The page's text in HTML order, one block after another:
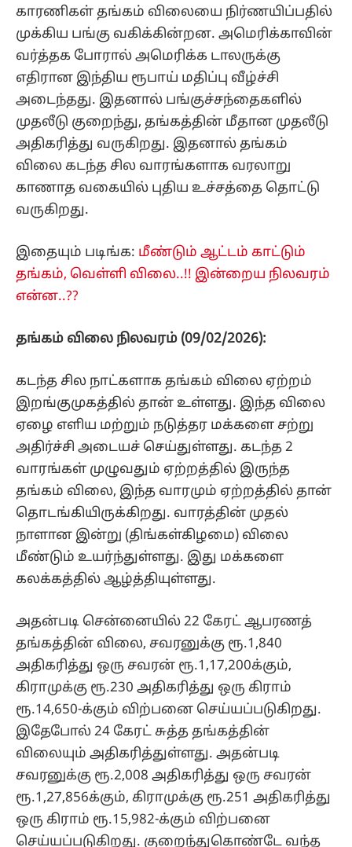
காரணிகள் தங்கம் விலையை நிர்ணயிப்பதில்
முக்கிய பங்கு வகிக்கின்றன. அமெரிக்காவின்
வர்த்தக போரால் அமெரிக்க டாலருக்கு
எதிரான இந்திய ரூபாய் மதிப்பு வீழ்ச்சி
அடைந்தது. இதனால் பங்குச்சந்தைகளில்
முதலீடு குறைந்து, தங்கத்தின் மீதான முதலீடு
அதிகரித்து வருகிறது. இதனால் தங்கம்
விலை கடந்த சில வாரங்களாக வரலாறு
காணாத வகையில் புதிய உச்சத்தை தொட்டு
வருகிறது.
இதையும் படிங்க: மீண்டும் ஆட்டம் காட்டும்
தங்கம், வெள்ளி விலை..!! இன்றைய நிலவரம்
என்ன..??
தங்கம் விலை நிலவரம் (09/02/2026):
கடந்த சில நாட்களாக தங்கம் விலை ஏற்றம்
இறங்குமுகத்தில் தான் உள்ளது. இந்த விலை
ஏழை எளிய மற்றும் நடுத்தர மக்களை சற்று
அதிர்ச்சி அடையச் செய்துள்ளது. கடந்த 2
வாரங்கள் முழுவதும் ஏற்றத்தில் இருந்த
தங்கம் விலை, இந்த வாரமும் ஏற்றத்தில் தான்
தொடங்கியிருக்கிறது. வாரத்தின் முதல்
நாளான இன்று (திங்கள்கிழமை) விலை
மீண்டும் உயர்ந்துள்ளது. இது மக்களை
கலக்கத்தில் ஆழ்த்தியுள்ளது.
அதன்படி சென்னையில் 22 கேரட் ஆபரணத்
தங்கத்தின் விலை, சவரனுக்கு ரூ.1,840
அதிகரித்து ஒரு சவரன் ரூ.1,17,200க்கும்,
கிராமுக்கு ரூ.230 அதிகரித்து ஒரு கிராம்
ரூ.14,650-க்கும் விற்பனை செய்யப்படுகிறது.
இதேபோல் 24 கேரட் சுத்த தங்கத்தின்
விலையும் அதிகரித்துள்ளது. அதன்படி
சவரனுக்கு ரூ.2,008 அதிகரித்து ஒரு சவரன்
ரூ.1,27,856க்கும், கிராமுக்கு ரூ.251 அதிகரித்து
ஒரு கிராம் ரூ.15,982-க்கும் விற்பனை
செய்யப்படுகிறது. குறைந்துகொண்டே வந்த